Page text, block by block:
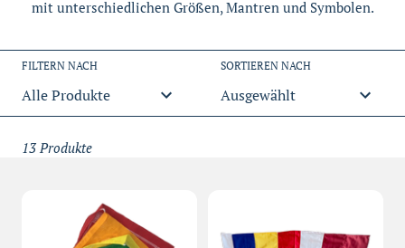
:
mit unterschiedlichen Größen, Mantren und Symbolen.
FILTERN NACH SORTIEREN NACH
13 Produkte